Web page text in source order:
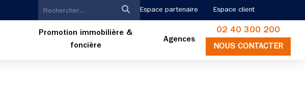
Espace partenaire Espace client
Promotion immobilière &
foncière
Agences
02 40 300 200
NOUS CONTACTER